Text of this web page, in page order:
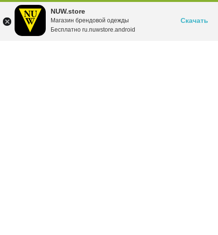
NUW.store
Магазин брендовой одежды
Бесплатно ru.nuwstore.android
Скачать